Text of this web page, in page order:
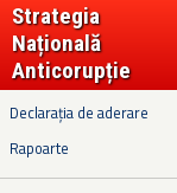
Strategia
Națională
Anticorupție
Declarația de aderare
Rapoarte